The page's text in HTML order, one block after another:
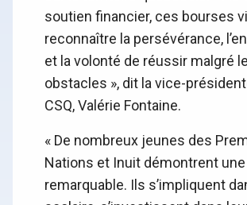
soutien financier, ces bourses
reconnaître la persévérance,
et la volonté de réussir malgré
obstacles », dit la vice-
CSQ, Valérie Fontaine.
« De nombreux jeunes des
Nations et Inuit démontrent
remarquable. Ils s’impliquent